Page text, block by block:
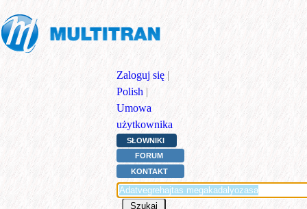
Zaloguj się |
Polish |
Umowa
użytkownika
SŁOWNIKI
FORUM
KONTAKT